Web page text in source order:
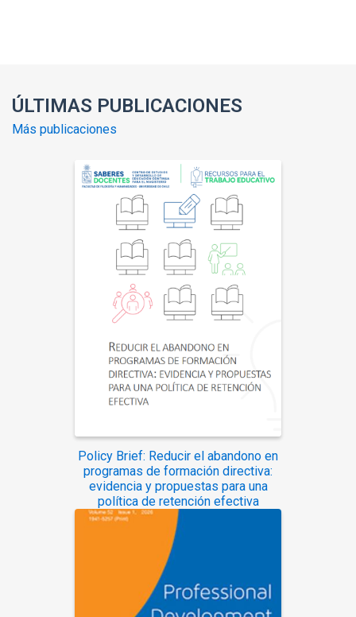
ÚLTIMAS PUBLICACIONES
Más publicaciones
Policy Brief: Reducir el abandono en
programas de formación directiva:
evidencia y propuestas para una
política de retención efectiva